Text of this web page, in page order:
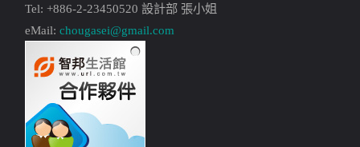
Tel: +886-2-23450520 設計部 張小姐
eMail: chougasei@gmail.com